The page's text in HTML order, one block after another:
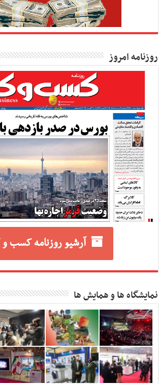
روزنامه امروز
آرشیو روزنامه کسب و
نمایشگاه ها و همایش ها